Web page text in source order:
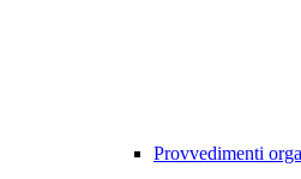
Provvedimenti